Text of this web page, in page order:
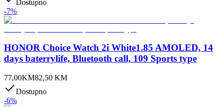
Dostupno
-7%
HONOR Choice Watch 2i White1.85 AMOLED, 14
days baterrylife, Bluetooth call, 109 Sports type
77,00KM82,50 KM
Dostupno
-6%